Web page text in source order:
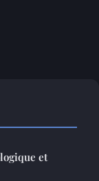
et